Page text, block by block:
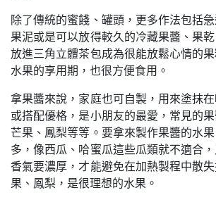
除了傳統的蜜餞、罐頭，更多作法包括
果泥或是可以放得較久的冷藏果醬、果
放進三角立體茶包成為很能放鬆心情的
水果的享用期，也很方便食用。
拿果醬來說，家庭也可自製，用來塗抹
或搭配優格，是小朋友的最愛，常見的
芒果、鳳梨等等。要拿來製作果醬的水
多，像西瓜、哈蜜瓜這些瓜類就不適合
香氣要濃厚，才能避免在加熱製程中散
果、鳳梨，是很理想的水果。